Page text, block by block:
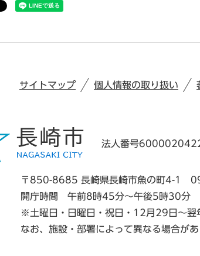
サイトマップ 個人情報の取り扱い
法人番号
〒850-8685 長崎県長崎市魚の町4-1
開庁時間 午前8時45分～午後5時30分
※土曜日・日曜日・祝日・12月29日～翌
なお、施設・部署によって異なる場合があ